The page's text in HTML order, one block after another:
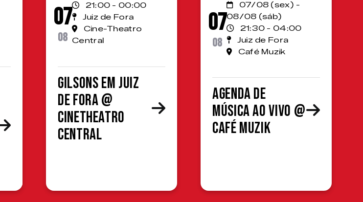
07
08
21:00 - 00:00
Juiz de Fora
Cine-Theatro
Central
Gilsons em Juiz
de Fora @
CineTheatro
Central
07
08
07/08 (sex) -
08/08 (sáb)
21:30 - 04:00
Juiz de Fora
Café Muzik
Agenda de
Música ao Vivo @
Café Muzik